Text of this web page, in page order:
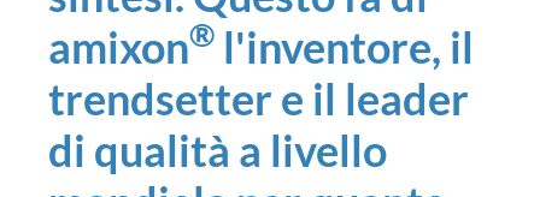
amixon® l'inventore, il
trendsetter e il leader
di qualità a livello